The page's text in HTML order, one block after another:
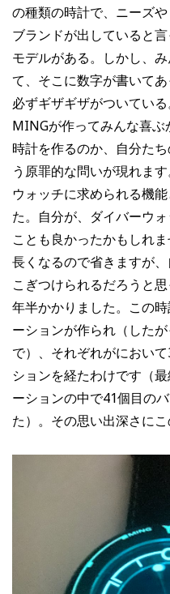
の種類の時計で、ニーズ
ブランドが出していると
モデルがある。しかし、
て、そこに数字が書いて
必ずギザギザがついてい
MINGが作ってみんな喜
時計を作るのか、自分た
う原罪的な問いが現れま
ウォッチに求められる機
た。自分が、ダイバーウ
ことも良かったかもしれ
長くなるので省きますが
こぎつけられるだろうと
年半かかりました。この
ーションが作られ（した
で）、それぞれがにおい
ションを経たわけです（
ーションの中で41個目の
た）。その思い出深さに